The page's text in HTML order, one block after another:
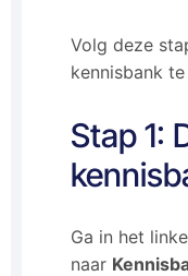
Volg deze
kennisbank
Stap 1:
Ga in het
naar